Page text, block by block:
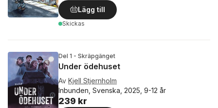
Lägg till
Skickas
Del 1 - Skräpgänget
Under ödehuset
Av Kjell Stjernholm
Inbunden, Svenska, 2025, 9-12 år
239 kr